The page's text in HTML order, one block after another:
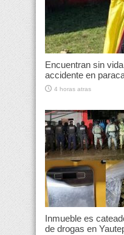
Encuentran sin
accidente en
4 horas atras
Inmueble es
de drogas en